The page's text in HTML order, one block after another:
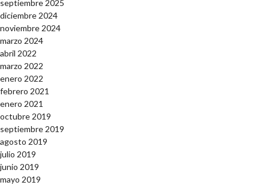
septiembre 2025
diciembre 2024
noviembre 2024
marzo 2024
abril 2022
marzo 2022
enero 2022
febrero 2021
enero 2021
octubre 2019
septiembre 2019
agosto 2019
julio 2019
junio 2019
mayo 2019